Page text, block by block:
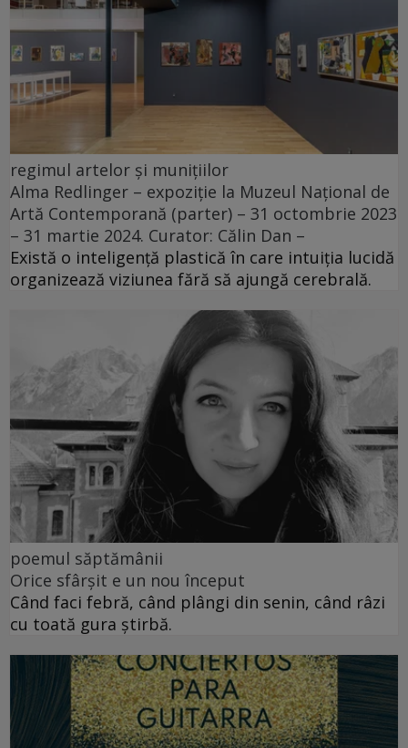
regimul artelor și munițiilor
Alma Redlinger – expoziție la Muzeul Național de
Artă Contemporană (parter) – 31 octombrie 2023
– 31 martie 2024. Curator: Călin Dan –
Există o inteligență plastică în care intuiția lucidă
organizează viziunea fără să ajungă cerebrală.
poemul săptămânii
Orice sfârșit e un nou început
Când faci febră, când plângi din senin, când râzi
cu toată gura știrbă.